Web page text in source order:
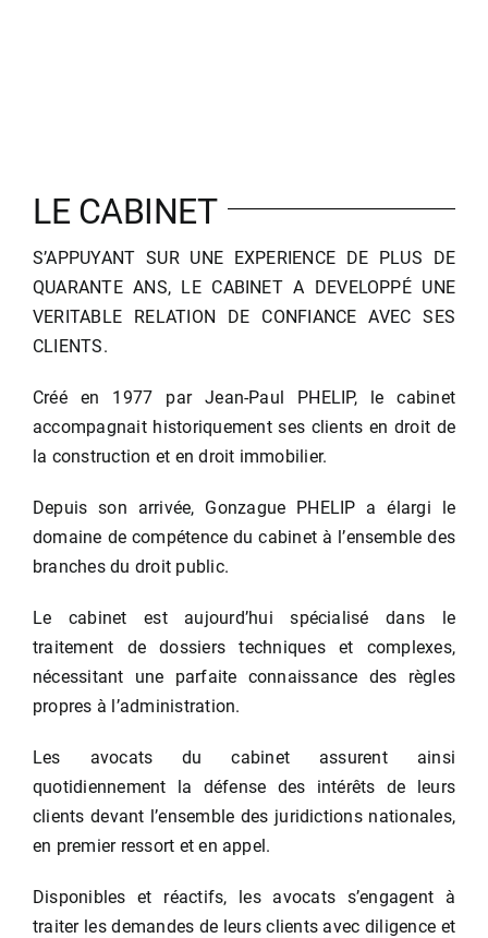
LE CABINET
S’APPUYANT SUR UNE EXPERIENCE DE PLUS DE
QUARANTE ANS, LE CABINET A DEVELOPPÉ UNE
VERITABLE RELATION DE CONFIANCE AVEC SES
CLIENTS.
Créé en 1977 par Jean-Paul PHELIP, le cabinet
accompagnait historiquement ses clients en droit de
la construction et en droit immobilier.
Depuis son arrivée, Gonzague PHELIP a élargi le
domaine de compétence du cabinet à l’ensemble des
branches du droit public.
Le cabinet est aujourd’hui spécialisé dans le
traitement de dossiers techniques et complexes,
nécessitant une parfaite connaissance des règles
propres à l’administration.
Les avocats du cabinet assurent ainsi
quotidiennement la défense des intérêts de leurs
clients devant l’ensemble des juridictions nationales,
en premier ressort et en appel.
Disponibles et réactifs, les avocats s’engagent à
traiter les demandes de leurs clients avec diligence et